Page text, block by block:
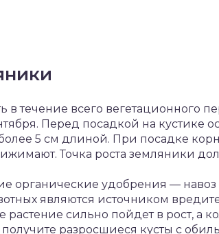
в течение всего вегетационного
Перед посадкой на кустике
5 см длиной. При посадке
Точка роста земляники
органические удобрения — навоз
являются источником
растение сильно пойдет в рост, а
разросшиеся кусты с